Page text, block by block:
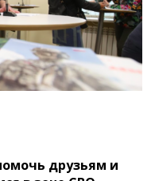
друзьям и